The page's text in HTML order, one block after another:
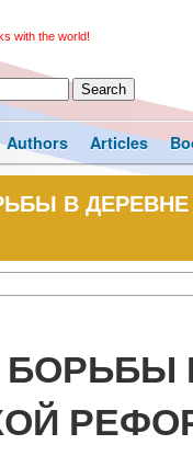
with the world!
Authors Articles
В